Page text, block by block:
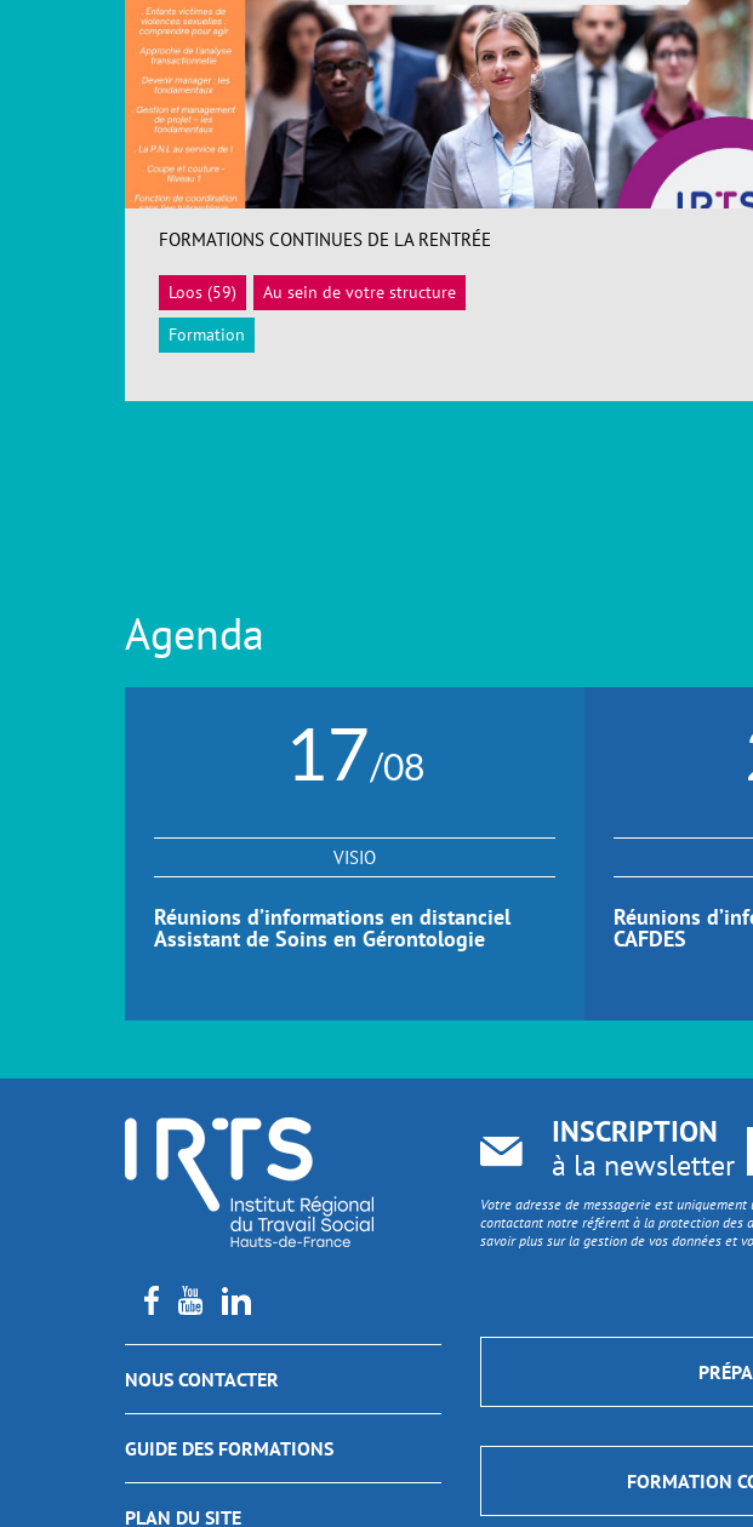
ACCÉDER
FORMATIONS CONTINUES DE LA RENTRÉE
Loos (59)
Au sein de votre structure
Formation
Agenda
17/08
VISIO
Réunions d’informations en distanciel
Assistant de Soins en Gérontologie
Réunions
CAFDES
NOUS CONTACTER
GUIDE DES FORMATIONS
PLAN DU SITE
INSCRIPTION
à la newsletter
Votre adresse de messagerie est
contactant notre référent à la protection des
savoir plus sur la gestion de vos données et
PRÉPA
FORMATION